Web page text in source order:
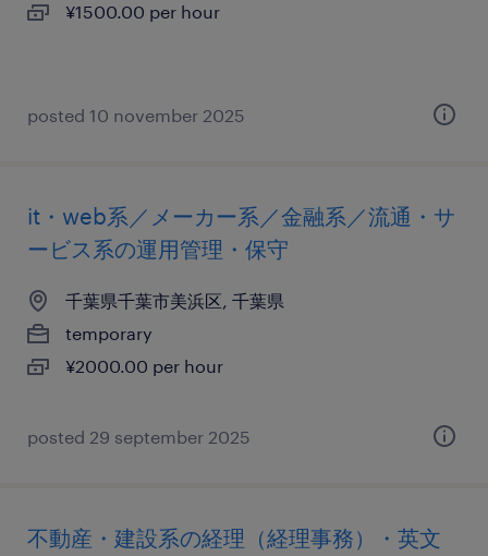
¥1500.00 per hour
posted 10 november 2025
it・web系／メーカー系／金融系／流通・サ
ービス系の運用管理・保守
千葉県千葉市美浜区, 千葉県
temporary
¥2000.00 per hour
posted 29 september 2025
不動産・建設系の経理（経理事務）・英文